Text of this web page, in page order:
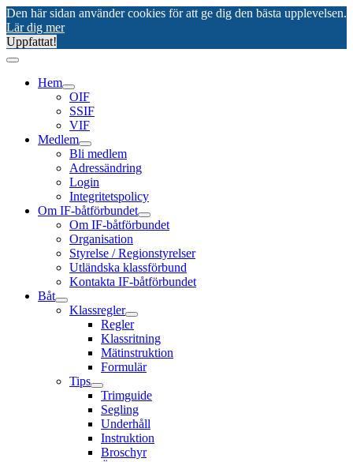
Den här sidan använder cookies för att ge dig den bästa upplevelsen.
Lär dig mer
Uppfattat!
Hem
OIF
SSIF
VIF
Medlem
Bli medlem
Adressändring
Login
Integritetspolicy
Om IF-båtförbundet
Om IF-båtförbundet
Organisation
Styrelse / Regionstyrelser
Utländska klassförbund
Kontakta IF-båtförbundet
Båt
Klassregler
Regler
Klassritning
Mätinstruktion
Formulär
Tips
Trimguide
Segling
Underhåll
Instruktion
Broschyr